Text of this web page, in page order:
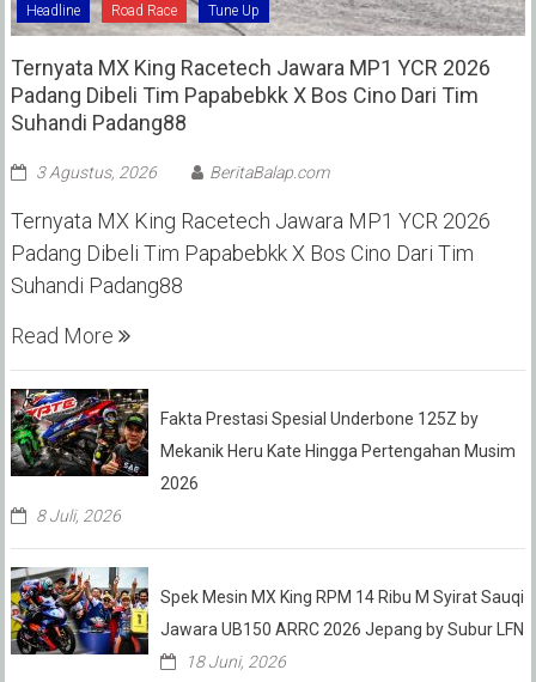
Headline Road Race Tune Up
Ternyata MX King Racetech Jawara MP1 YCR 2026
Padang Dibeli Tim Papabebkk X Bos Cino Dari Tim
Suhandi Padang88
3 Agustus, 2026 BeritaBalap.com
Ternyata MX King Racetech Jawara MP1 YCR 2026
Padang Dibeli Tim Papabebkk X Bos Cino Dari Tim
Suhandi Padang88
Read More
Fakta Prestasi Spesial Underbone 125Z by
Mekanik Heru Kate Hingga Pertengahan Musim
2026
8 Juli, 2026
Spek Mesin MX King RPM 14 Ribu M Syirat Sauqi
Jawara UB150 ARRC 2026 Jepang by Subur LFN
18 Juni, 2026